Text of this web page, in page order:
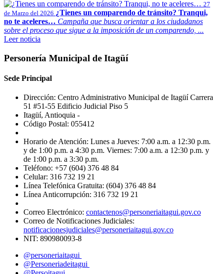
27
de Marzo del 2026 ¿Tienes un comparendo de tránsito? Tranqui,
no te aceleres… Campaña que busca orientar a los ciudadanos
sobre el proceso que sigue a la imposición de un comparendo, ...
Leer noticia
Personería Municipal de Itagüí
Sede Principal
Dirección: Centro Administrativo Municipal de Itagüí Carrera
51 #51-55 Edificio Judicial Piso 5
Itagüí, Antioquia -
Código Postal: 055412
Horario de Atención: Lunes a Jueves: 7:00 a.m. a 12:30 p.m.
y de 1:00 p.m. a 4:30 p.m. Viernes: 7:00 a.m. a 12:30 p.m. y
de 1:00 p.m. a 3:30 p.m.
Teléfono: +57 (604) 376 48 84
Celular: 316 732 19 21
Línea Telefónica Gratuita: (604) 376 48 84
Línea Anticorrupción: 316 732 19 21
Correo Electrónico: contactenos@personeriaitagui.gov.co
Correo de Notificaciones Judiciales:
notificacionesjudiciales@personeriaitagui.gov.co
NIT: 890980093-8
@personeriaitagui
@Personeriadeitagui